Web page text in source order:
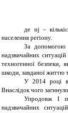
де nj –
населення регіону.
За допомогою
надзвичайних
техногенної безпеки,
шкоди, завданої життю
У 2014 році в
Внаслідок чого
Упродовж І
надзвичайних